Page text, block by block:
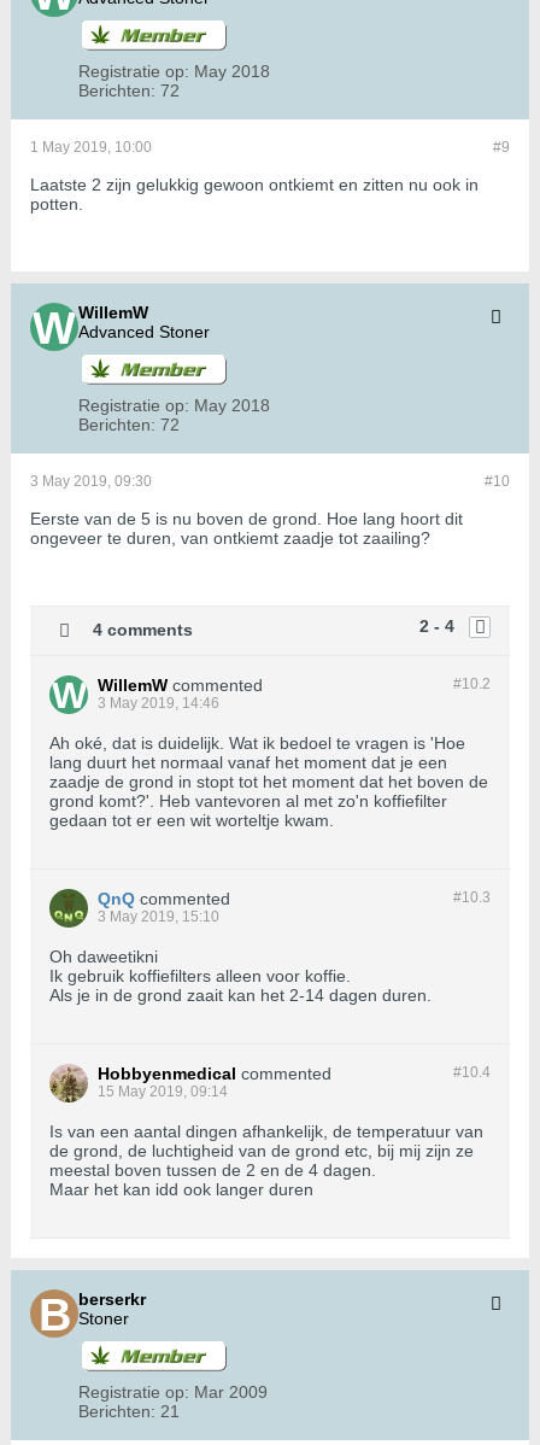
Registratie op: May 2018
Berichten: 72
#9
1 May 2019, 10:00
Laatste 2 zijn gelukkig gewoon ontkiemt en zitten nu ook in
potten.
WillemW
Advanced Stoner
Registratie op: May 2018
Berichten: 72
#10
3 May 2019, 09:30
Eerste van de 5 is nu boven de grond. Hoe lang hoort dit
ongeveer te duren, van ontkiemt zaadje tot zaailing?
2 - 4
4 comments
#10.2
WillemW commented
3 May 2019, 14:46
Ah oké, dat is duidelijk. Wat ik bedoel te vragen is 'Hoe
lang duurt het normaal vanaf het moment dat je een
zaadje de grond in stopt tot het moment dat het boven de
grond komt?'. Heb vantevoren al met zo'n koffiefilter
gedaan tot er een wit worteltje kwam.
#10.3
QnQ commented
3 May 2019, 15:10
Oh daweetikni
Ik gebruik koffiefilters alleen voor koffie.
Als je in de grond zaait kan het 2-14 dagen duren.
#10.4
Hobbyenmedical commented
15 May 2019, 09:14
Is van een aantal dingen afhankelijk, de temperatuur van
de grond, de luchtigheid van de grond etc, bij mij zijn ze
meestal boven tussen de 2 en de 4 dagen.
Maar het kan idd ook langer duren
berserkr
Stoner
Registratie op: Mar 2009
Berichten: 21